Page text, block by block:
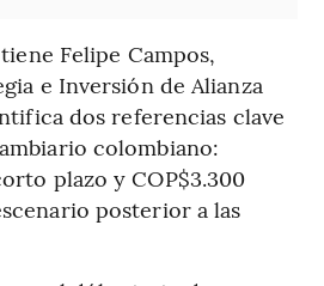
Felipe Campos,
e Inversión de Alianza
dos referencias clave
colombiano:
plazo y COP$3.300
posterior a las